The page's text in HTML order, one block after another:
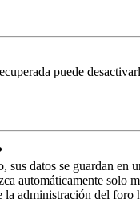
puede
sus datos se guardan en
automáticamente
administración del foro